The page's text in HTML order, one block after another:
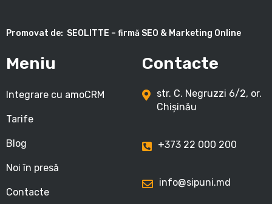
Promovat de: SEOLITTE – firmă SEO & Marketing Online
Meniu
Integrare cu amoCRM
Tarife
Blog
Noi în presă
Contacte
Contacte
str. C. Negruzzi 6/2, or.
Chișinău
+373 22 000 200
info@sipuni.md